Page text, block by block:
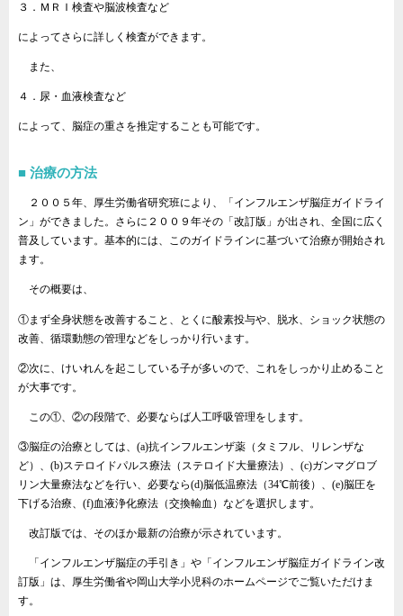
３．ＭＲＩ検査や脳波検査など
によってさらに詳しく検査ができます。
また、
４．尿・血液検査など
によって、脳症の重さを推定することも可能です。
治療の方法
２００５年、厚生労働省研究班により、「インフルエンザ脳症ガイドライ
ン」ができました。さらに２００９年その「改訂版」が出され、全国に広く
普及しています。基本的には、このガイドラインに基づいて治療が開始され
ます。
その概要は、
①まず全身状態を改善すること、とくに酸素投与や、脱水、ショック状態の
改善、循環動態の管理などをしっかり行います。
②次に、けいれんを起こしている子が多いので、これをしっかり止めること
が大事です。
この①、②の段階で、必要ならば人工呼吸管理をします。
③脳症の治療としては、(a)抗インフルエンザ薬（タミフル、リレンザな
ど）、(b)ステロイドパルス療法（ステロイド大量療法）、(c)ガンマグロブ
リン大量療法などを行い、必要なら(d)脳低温療法（34℃前後）、(e)脳圧を
下げる治療、(f)血液浄化療法（交換輸血）などを選択します。
改訂版では、そのほか最新の治療が示されています。
「インフルエンザ脳症の手引き」や「インフルエンザ脳症ガイドライン改
訂版」は、厚生労働省や岡山大学小児科のホームページでご覧いただけま
す。